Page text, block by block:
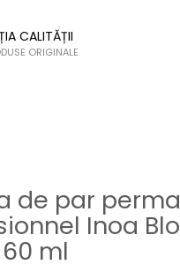
CALITĂȚII
ORIGINALE
de par
Inoa
ml